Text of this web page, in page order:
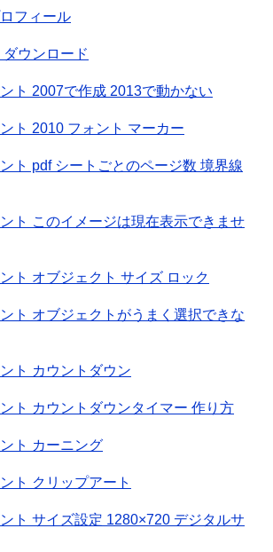
フィール
ウンロード
ト 2007で作成 2013で動かない
ト 2010 フォント マーカー
ト pdf シートごとのページ数 境界線
ト このイメージは現在表示できませ
ト オブジェクト サイズ ロック
ト オブジェクトがうまく選択できな
ト カウントダウン
ト カウントダウンタイマー 作り方
ト カーニング
ト クリップアート
ト サイズ設定 1280×720 デジタルサ